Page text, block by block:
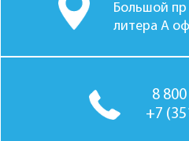
Большой
литера А
8
+7